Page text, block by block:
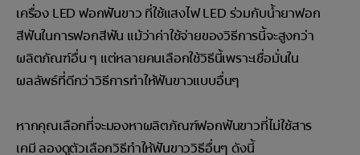
เครื่อง LED ฟอกฟันขาว ที่ใช้แสงไฟ LED ร่วมกับน้ำยาฟอก
สีฟันในการฟอกสีฟัน แม้ว่าค่าใช้จ่ายของวิธีการนี้จะสูงกว่า
ผลิตภัณฑ์อื่น ๆ แต่หลายคนเลือกใช้วิธีนี้เพราะเชื่อมั่นใน
ผลลัพธ์ที่ดีกว่าวิธีการทำให้ฟันขาวแบบอื่นๆ
หากคุณเลือกที่จะมองหาผลิตภัณฑ์ฟอกฟันขาวที่ไม่ใช้สาร
เคมี ลองดูตัวเลือกวิธีทำให้ฟันขาววิธีอื่นๆ ดังนี้